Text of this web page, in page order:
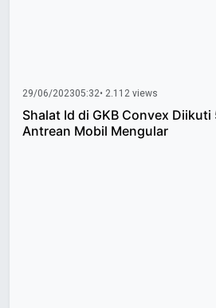
29/06/202305:32• 2.112 views
Shalat Id di GKB Convex
Antrean Mobil Mengular